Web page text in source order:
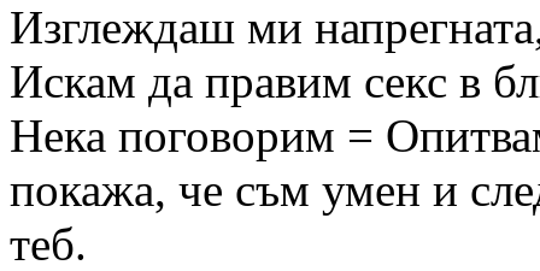
Изглеждаш ми
Искам да правим секс в
Нека поговорим =
покажа, че съм умен и
теб.